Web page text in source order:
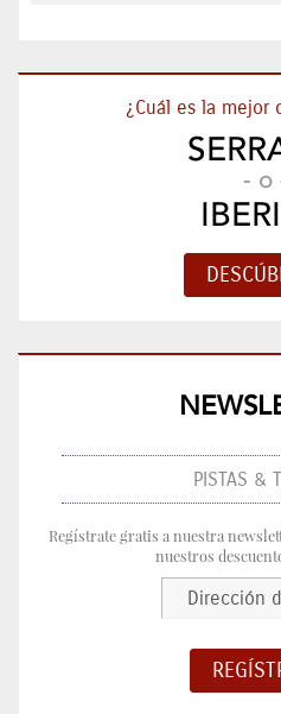
¿Cuál es la mejor
- o
PISTAS &
Regístrate gratis a nuestra
nuestros